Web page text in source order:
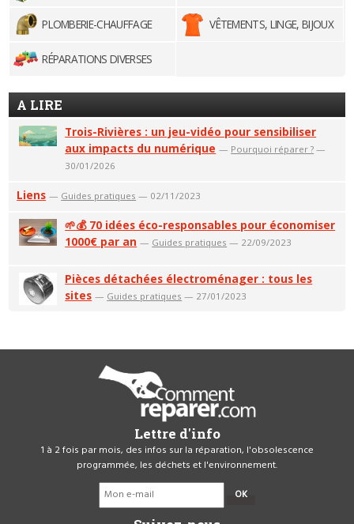
PLOMBERIE-CHAUFFAGE VÊTEMENTS, LINGE, BIJOUX
RÉPARATIONS DIVERSES
A LIRE
Trois-Rivières : un jeu-vidéo pour sensibiliser
aux impacts du numérique — Pourquoi réparer ? —
30/01/2026
Liens — Guides pratiques — 02/11/2023
🌱💰 70 idées éco-responsables pour économiser
1000€ par an — Guides pratiques — 22/09/2023
Pièces détachées électroménager : tous les
sites — Guides pratiques — 27/01/2023
Lettre d'info
1 à 2 fois par mois, des infos sur la réparation, l'obsolescence
programmée, les déchets et l'environnement.
OK